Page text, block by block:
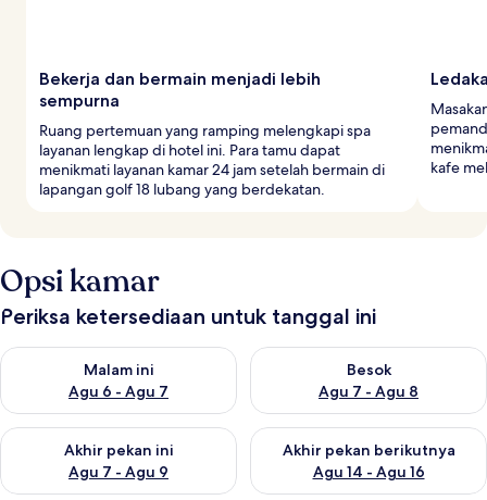
Bekerja dan bermain menjadi lebih
sempurna
Ruang pertemuan yang ramping melengkapi spa
layanan lengkap di hotel ini. Para tamu dapat
menikmati layanan kamar 24 jam setelah bermain di
lapangan golf 18 lubang yang berdekatan.
kafe
Opsi kamar
Periksa ketersediaan untuk tanggal ini
Malam ini
Agu 6 - Agu 7
Periksa ketersediaan untuk malam ini Agu 6 - Agu 7
Besok
Agu 7 - Agu 8
Periksa ketersediaan untuk
Akhir pekan ini
Agu 7 - Agu 9
Periksa ketersediaan untuk akhir pekan ini Agu 7 - Agu 9
Akhir pekan berikutnya
Agu 14 - Agu 16
Periksa ketersediaan untuk